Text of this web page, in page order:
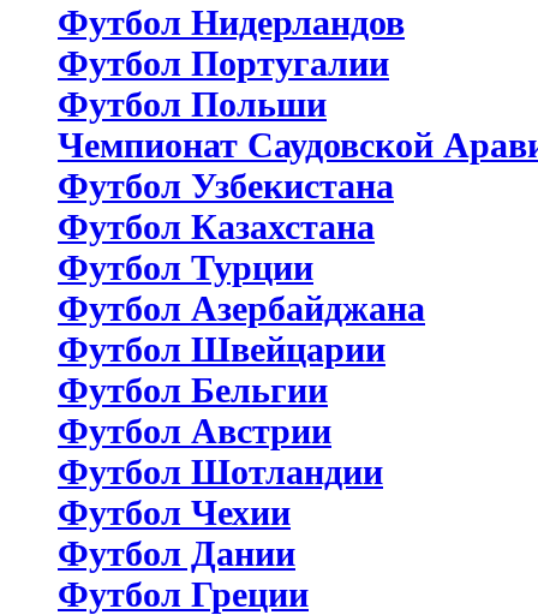
Футбол Нидерландов
Футбол Португалии
Футбол Польши
Чемпионат Саудовской
Футбол Узбекистана
Футбол Казахстана
Футбол Турции
Футбол Азербайджана
Футбол Швейцарии
Футбол Бельгии
Футбол Австрии
Футбол Шотландии
Футбол Чехии
Футбол Дании
Футбол Греции